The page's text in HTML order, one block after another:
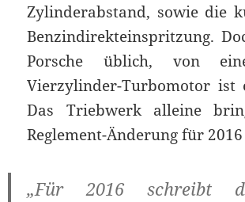
Zylinderabstand, sowie die
Benzindirekteinspritzung.
Porsche üblich, von
Vierzylinder-Turbomotor
Das Triebwerk alleine
Reglement-Änderung für
„Für 2016 schreibt